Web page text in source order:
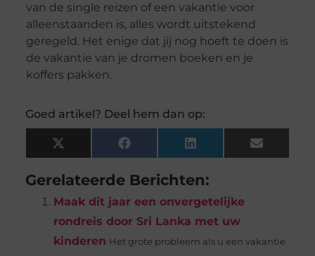
van de single reizen of een vakantie voor
alleenstaanden is, alles wordt uitstekend
geregeld. Het enige dat jij nog hoeft te doen is
de vakantie van je dromen boeken en je
koffers pakken.
Goed artikel? Deel hem dan op:
X
(Twitter)
Facebook LinkedIn Email
Gerelateerde Berichten:
Maak dit jaar een onvergetelijke
rondreis door Sri Lanka met uw
kinderen Het grote probleem als u een vakantie